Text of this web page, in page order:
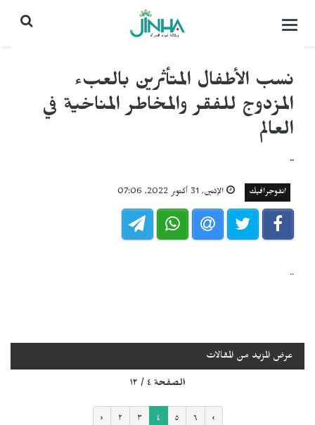
التحكم
نسب الأطفال المتأثرين بالعبء
المزدوج للفقر والمخاطر المناخية في
العالم
..
انفوجرافيك الإثنين, 31 أكتوبر 2022, 07:06
..
عرض المزيد من المقالات
الصفحة ٤ / ١٢
‹ ٢ ٣ ٤ ٥ ٦ ›